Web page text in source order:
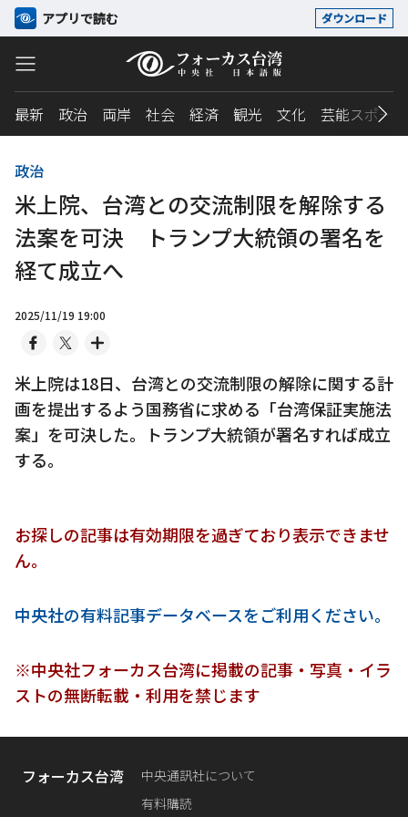
アプリで読む ダウンロード
最新 政治 両岸 社会 経済 観光 文化 芸能スポーツ
政治
米上院、台湾との交流制限を解除する
法案を可決 トランプ大統領の署名を
経て成立へ
2025/11/19 19:00
米上院は18日、台湾との交流制限の解除に関する計
画を提出するよう国務省に求める「台湾保証実施法
案」を可決した。トランプ大統領が署名すれば成立
する。
お探しの記事は有効期限を過ぎており表示できませ
ん。
中央社の有料記事データベースをご利用ください。
※中央社フォーカス台湾に掲載の記事・写真・イラ
ストの無断転載・利用を禁じます
フォーカス台湾
中央通訊社について
有料購読